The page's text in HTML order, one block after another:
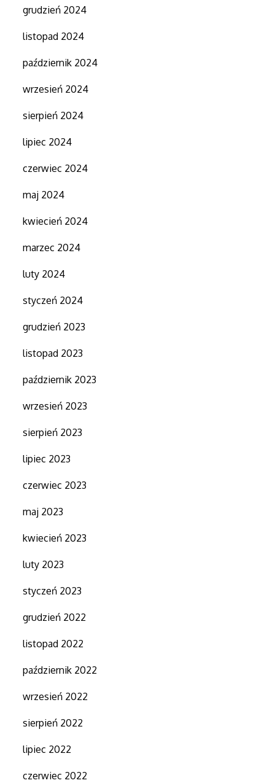
grudzień 2024
listopad 2024
październik 2024
wrzesień 2024
sierpień 2024
lipiec 2024
czerwiec 2024
maj 2024
kwiecień 2024
marzec 2024
luty 2024
styczeń 2024
grudzień 2023
listopad 2023
październik 2023
wrzesień 2023
sierpień 2023
lipiec 2023
czerwiec 2023
maj 2023
kwiecień 2023
luty 2023
styczeń 2023
grudzień 2022
listopad 2022
październik 2022
wrzesień 2022
sierpień 2022
lipiec 2022
czerwiec 2022